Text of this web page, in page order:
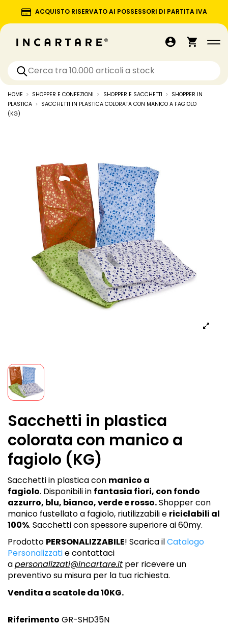
ACQUISTO RISERVATO AI POSSESSORI DI PARTITA IVA
HOME SHOPPER E CONFEZIONI SHOPPER E SACCHETTI
SHOPPER IN
PLASTICA
SACCHETTI IN PLASTICA COLORATA CON MANICO A FAGIOLO
(KG)
Sacchetti in plastica
colorata con manico a
fagiolo (KG)
Sacchetti in plastica con manico a
fagiolo. Disponibili in fantasia fiori, con fondo
azzurro, blu, bianco, verde e rosso.Shopper con
manico fustellato a fagiolo, riutilizzabili e riciclabili al
100%. Sacchetti con spessore superiore ai 60my.
Prodotto PERSONALIZZABILE! Scarica ilCatalogo
Personalizzatie contattaci
apersonalizzati@incartare.it per ricevere un
preventivo su misura per la tua richiesta.
Vendita a scatole da 10KG.
Riferimento GR-SHD35N